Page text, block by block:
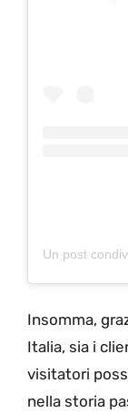
Insomma,
Italia, sia i
visitatori
nella storia